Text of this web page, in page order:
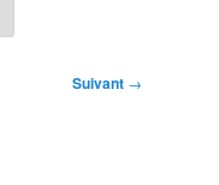
Suivant →